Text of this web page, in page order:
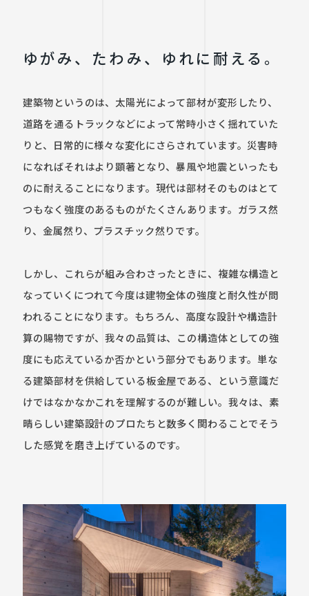
ゆがみ、たわみ、ゆれに耐える。
建築物というのは、太陽光によって部材が変形したり、
道路を通るトラックなどによって常時小さく揺れていた
りと、日常的に様々な変化にさらされています。災害時
になればそれはより顕著となり、暴風や地震といったも
のに耐えることになります。現代は部材そのものはとて
つもなく強度のあるものがたくさんあります。ガラス然
り、金属然り、プラスチック然りです。
しかし、これらが組み合わさったときに、複雑な構造と
なっていくにつれて今度は建物全体の強度と耐久性が問
われることになります。もちろん、高度な設計や構造計
算の賜物ですが、我々の品質は、この構造体としての強
度にも応えているか否かという部分でもあります。単な
る建築部材を供給している板金屋である、という意識だ
けではなかなかこれを理解するのが難しい。我々は、素
晴らしい建築設計のプロたちと数多く関わることでそう
した感覚を磨き上げているのです。